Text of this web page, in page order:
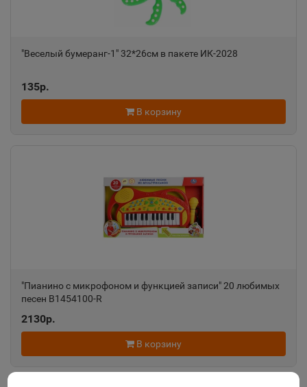
"Веселый бумеранг-1" 32*26см в пакете ИК-2028
135р.
В корзину
"Пианино с микрофоном и функцией записи" 20 любимых
песен B1454100-R
2130р.
В корзину